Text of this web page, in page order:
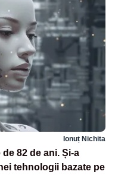
Ionuț Nichita
82 de ani. Și-a
tehnologii bazate pe